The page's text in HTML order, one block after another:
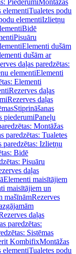
PiederumiMontāžas
elementiTualetes podu
elementiIzlietņu
Bidē
Pisuāru
Elementi dušām
dušām ar
daļas paredzētas:
elementiElementi
Elementi
Rezerves daļas
Rezerves daļas
Stiprināšanas
piederumiPaneļu
Montāžas
paredzētas: Tualetes
paredzētas: Izlietņu
Bidē
Pisuāru
daļas
Elementi maisītājiem
maisītājiem un
mašīnāmRezerves
daļas
paredzētas:
Sistēmas
KombifixMontāžas
elementiTualetes podu